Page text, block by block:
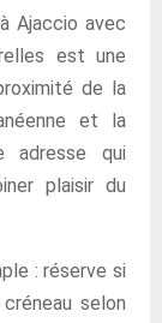
Ajaccio avec
est une
de la
et la
adresse qui
plaisir du
: réserve si
selon